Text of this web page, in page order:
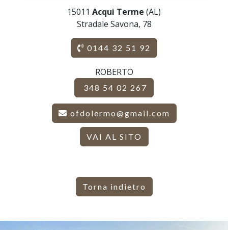
15011 Acqui Terme (AL)
Stradale Savona, 78
0144 32 51 92
ROBERTO
348 54 02 267
ofdolermo@gmail.com
VAI AL SITO
Torna indietro